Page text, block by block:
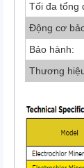
Tối đa tổng
Động cơ
Bảo hành:
Thương